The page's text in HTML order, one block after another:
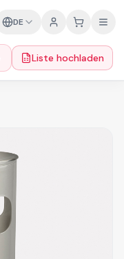
DE
Liste hochladen